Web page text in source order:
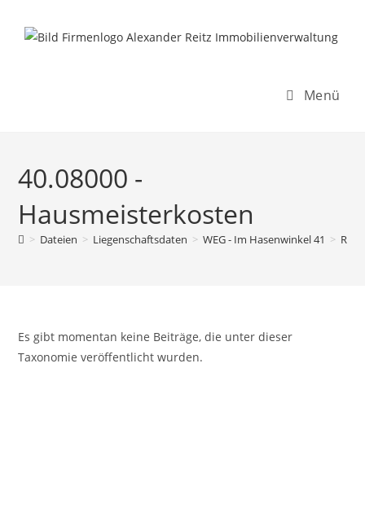
Inhalt
Menü
40.08000 -
Hausmeisterkosten
> Dateien > Liegenschaftsdaten > WEG - Im Hasenwinkel 41 >
Es gibt momentan keine Beiträge, die unter dieser
Taxonomie veröffentlicht wurden.